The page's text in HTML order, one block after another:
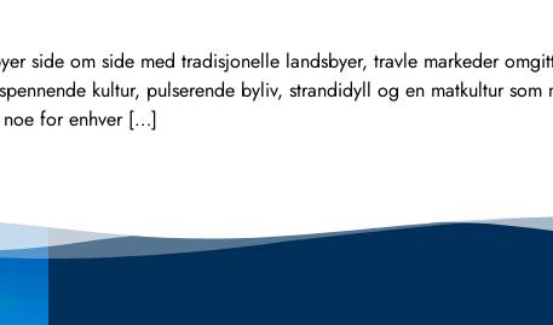
side om side med tradisjonelle landsbyer, travle markeder
kultur, pulserende byliv, strandidyll og en matkultur som
noe for enhver […]